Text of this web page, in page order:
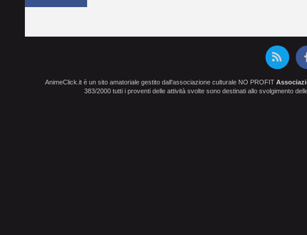
AnimeClick.it è un sito amatoriale gestito dall'associazione culturale NO PROFIT
383/2000 tutti i proventi delle attività svolte sono destinati allo svolgimento